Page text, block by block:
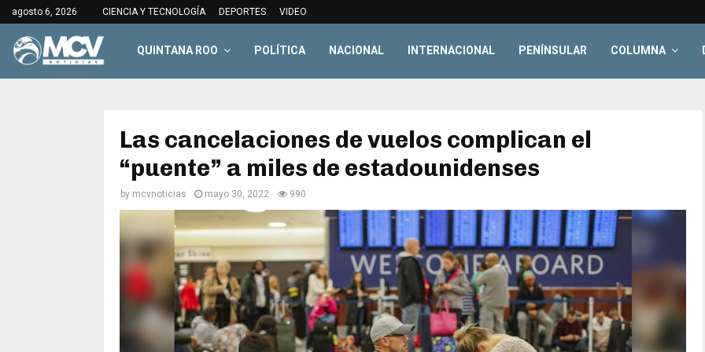
agosto 6, 2026 CIENCIA Y TECNOLOGÍA DEPORTES VIDEO
QUINTANA ROO POLÍTICA NACIONAL INTERNACIONAL PENÍNSULAR COLUMNA
Las cancelaciones de vuelos complican el
“puente” a miles de estadounidenses
by mcvnoticias mayo 30, 2022 990